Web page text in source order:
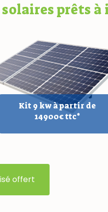
prêts
Kit 9 kw à partir de
14900€ ttc*
offert